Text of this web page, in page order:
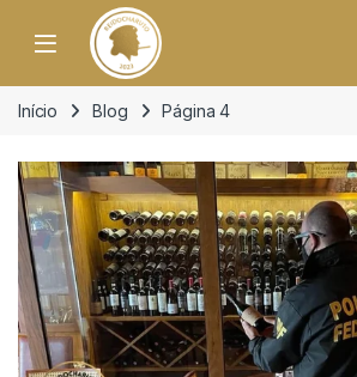
Open
Início Blog Página 4